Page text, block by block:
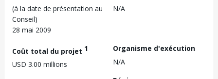
(à la date de présentation au
Conseil)
28 mai 2009
N/A
Coût total du projet 1
USD 3.00 millions
Organisme d'exécution
N/A